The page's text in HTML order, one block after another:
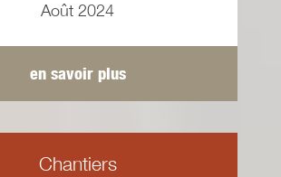
Août 2024
en savoir plus
Chantiers